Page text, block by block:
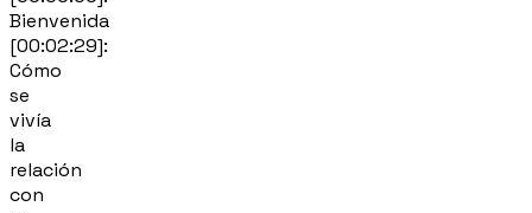
Bienvenida
[00:02:29]:
Cómo
se
vivía
la
relación
con